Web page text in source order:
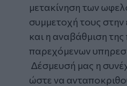
μετακίνηση των
συμμετοχή τους στην
και η αναβάθμιση
παρεχόμενων
Δέσμευσή μας η
ώστε να